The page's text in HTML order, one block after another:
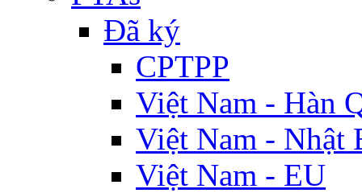
Đã ký
CPTPP
Việt Nam - Hàn
Việt Nam - Nhật
Việt Nam - EU